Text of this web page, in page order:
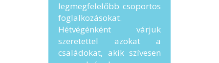
legmegfelelőbb csoportos
foglalkozásokat.
Hétvégénként várjuk
szeretettel azokat a
családokat, akik szívesen